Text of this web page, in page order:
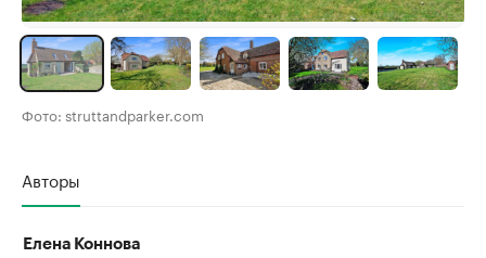
Фото: struttandparker.com
Авторы
Елена Коннова